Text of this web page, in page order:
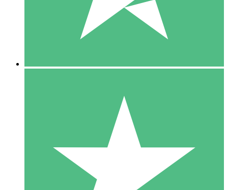
1000
10 Downloads
20 00